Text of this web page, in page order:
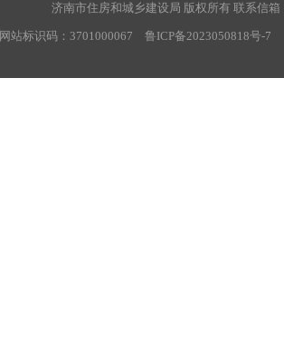
济南市住房和城乡建设局 版权所有 联系信箱
网站标识码：3701000067 鲁ICP备2023050818号-7